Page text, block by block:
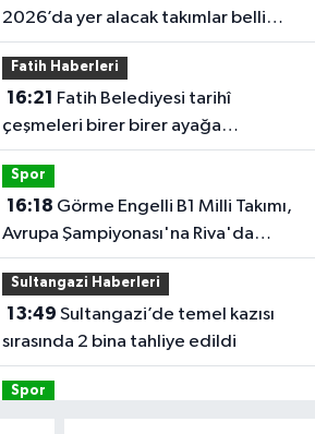
2026’da yer alacak takımlar belli
oldu
Fatih Haberleri
16:21
çeşmeleri birer birer ayağa
kaldırıyor
Spor
16:18
Avrupa Şampiyonası'na Riva'da
hazırlanıyor
Sultangazi Haberleri
13:49
sırasında 2 bina tahliye edildi
Spor